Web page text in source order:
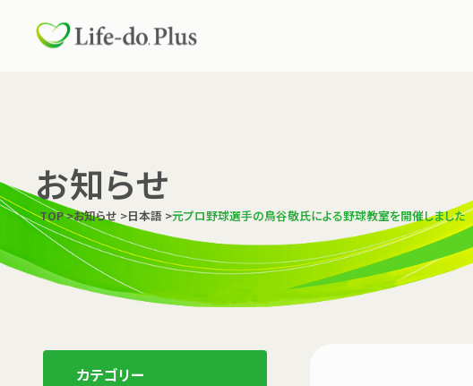
お知らせ
TOP>お知らせ >日本語 >元プロ野球選手の鳥谷敬氏による野球教室を開催しました
カテゴリー